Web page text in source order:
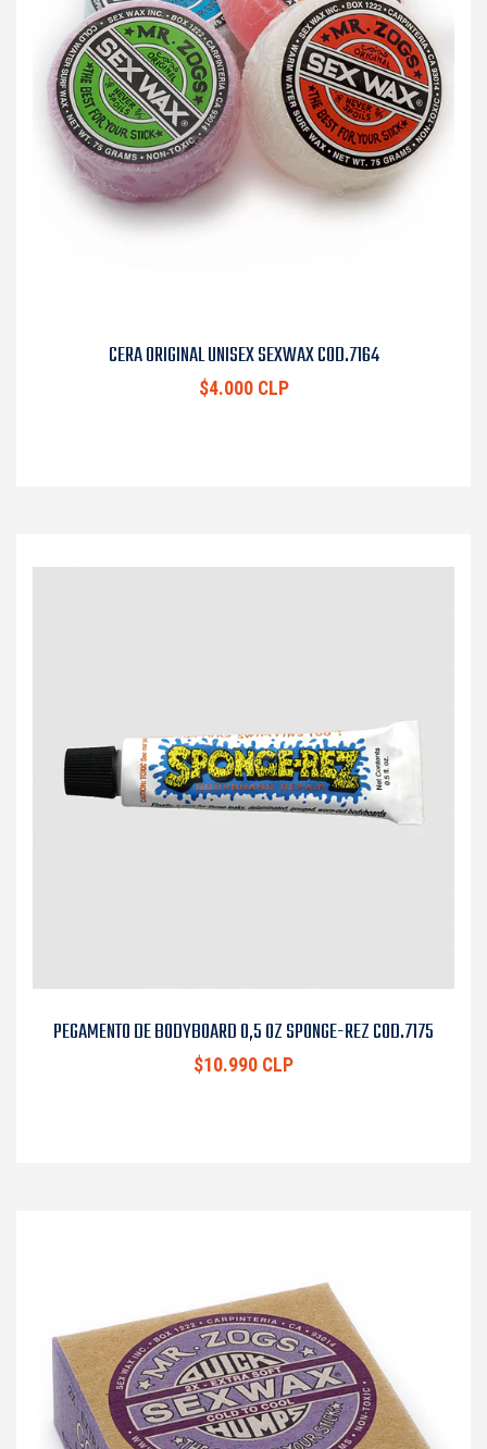
CERA ORIGINAL UNISEX SEXWAX COD.7164
$4.000 CLP
PEGAMENTO DE BODYBOARD 0,5 OZ SPONGE-REZ COD.7175
$10.990 CLP